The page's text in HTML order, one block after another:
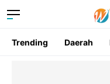
Trending Daerah